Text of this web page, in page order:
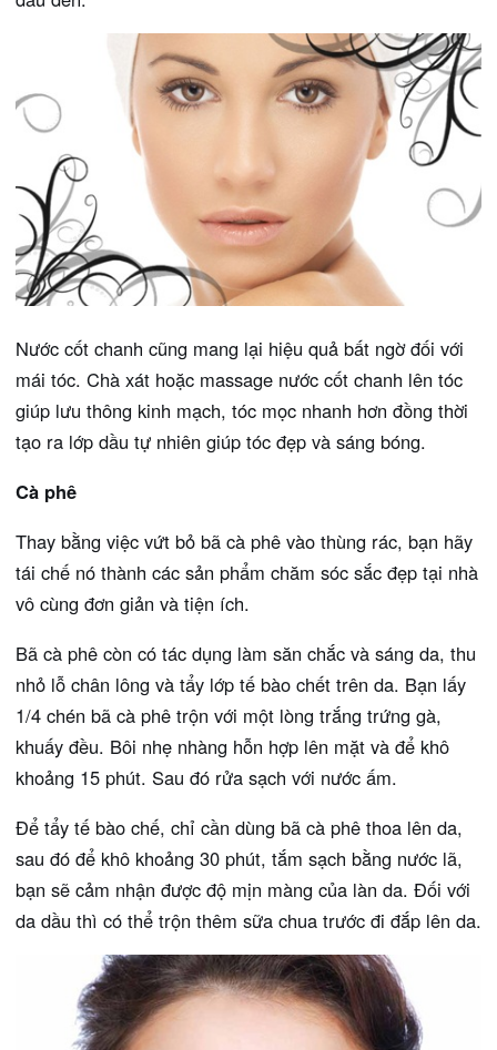
Nước cốt chanh cũng mang lại hiệu quả bất ngờ đối với
mái tóc. Chà xát hoặc massage nước cốt chanh lên tóc
giúp lưu thông kinh mạch, tóc mọc nhanh hơn đồng thời
tạo ra lớp dầu tự nhiên giúp tóc đẹp và sáng bóng.
Cà phê
Thay bằng việc vứt bỏ bã cà phê vào thùng rác, bạn hãy
tái chế nó thành các sản phẩm chăm sóc sắc đẹp tại nhà
vô cùng đơn giản và tiện ích.
Bã cà phê còn có tác dụng làm săn chắc và sáng da, thu
nhỏ lỗ chân lông và tẩy lớp tế bào chết trên da. Bạn lấy
1/4 chén bã cà phê trộn với một lòng trắng trứng gà,
khuấy đều. Bôi nhẹ nhàng hỗn hợp lên mặt và để khô
khoảng 15 phút. Sau đó rửa sạch với nước ấm.
Để tẩy tế bào chế, chỉ cần dùng bã cà phê thoa lên da,
sau đó để khô khoảng 30 phút, tắm sạch bằng nước lã,
bạn sẽ cảm nhận được độ mịn màng của làn da. Đối với
da dầu thì có thể trộn thêm sữa chua trước đi đắp lên da.